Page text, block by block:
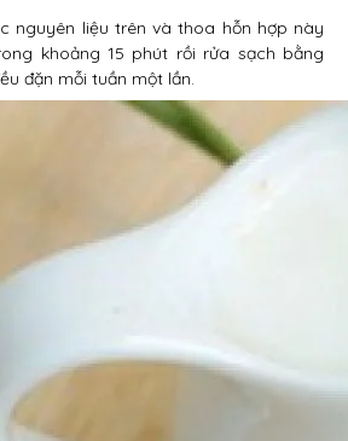
nguyên liệu trên và thoa hỗn hợp này
khoảng 15 phút rồi rửa sạch bằng
đặn mỗi tuần một lần.